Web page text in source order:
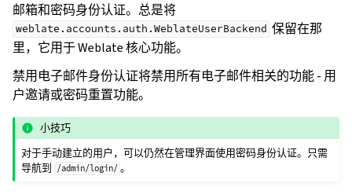
邮箱和密码身份认证。总是将
weblate.accounts.auth.WeblateUserBackend 保留在那
里，它用于 Weblate 核心功能。
禁用电子邮件身份认证将禁用所有电子邮件相关的功能 - 用
户邀请或密码重置功能。
小技巧
对于手动建立的用户，可以仍然在管理界面使用密码身份认证。只需
导航到
/admin/login/ 。